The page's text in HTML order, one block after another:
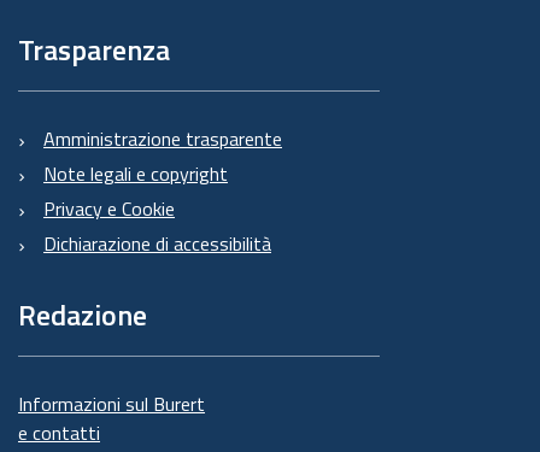
Trasparenza
Amministrazione trasparente
Note legali e copyright
Privacy e Cookie
Dichiarazione di accessibilità
Redazione
Informazioni sul Burert
e contatti